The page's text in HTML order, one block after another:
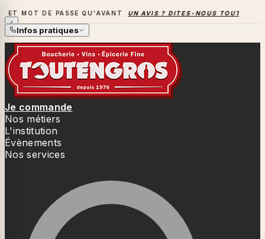
QU'AVANT UN AVIS ? DITES-NOUS TOUT → LA SAISON DES
LA SAISON DES BARBECUES BAT SON PLEIN
Infos pratiques
Je commande
Nos métiers
L'institution
Évènements
Nos services